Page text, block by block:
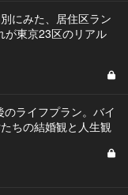
にみた、居住区ラン
東京23区のリアル
ライフプラン。バイ
ちの結婚観と人生観